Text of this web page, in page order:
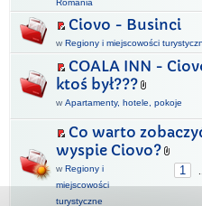
România
Ciovo - Businci
w Regiony i miejscowości
COALA INN -
ktoś był???
w Apartamenty, hotele, pokoje
Co warto
wyspie Ciovo?
1
w Regiony i
miejscowości
turystyczne